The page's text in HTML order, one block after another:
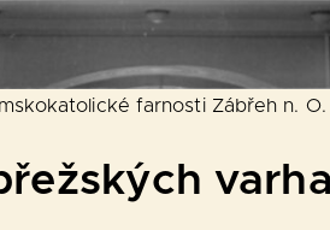
farnosti Zábřeh n. O.